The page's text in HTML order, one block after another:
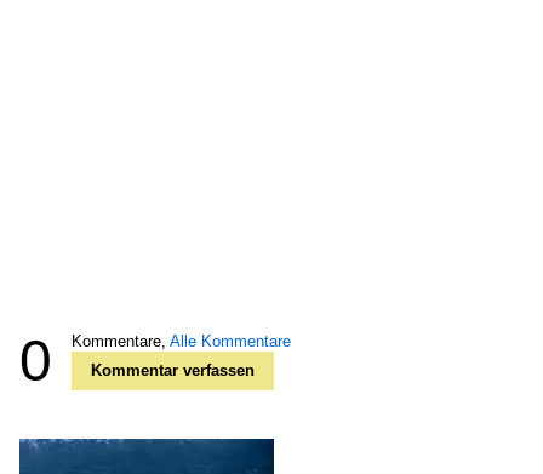
0 Kommentare, Alle Kommentare
Kommentar verfassen